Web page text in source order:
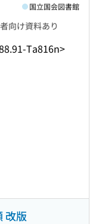
向け資料あり
Ta816n>
国立国会図書館
改版